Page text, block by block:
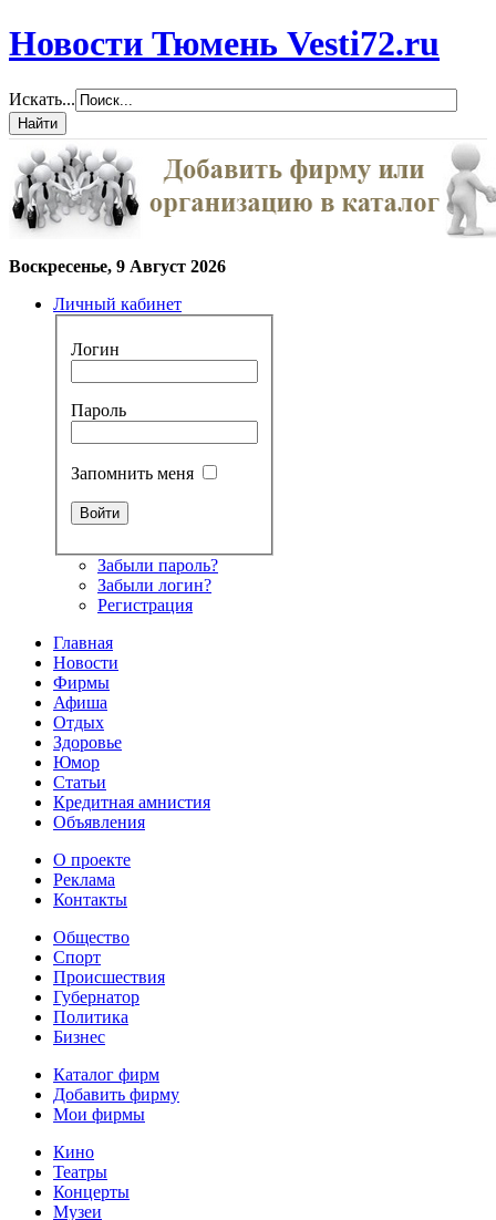
Новости Тюмень Vesti72.ru
Искать...
Воскресенье, 9 Август 2026
Личный кабинет
Логин
Пароль
Запомнить меня
Забыли пароль?
Забыли логин?
Регистрация
Главная
Новости
Фирмы
Афиша
Отдых
Здоровье
Юмор
Статьи
Кредитная амнистия
Объявления
О проекте
Реклама
Контакты
Общество
Спорт
Происшествия
Губернатор
Политика
Бизнес
Каталог фирм
Добавить фирму
Мои фирмы
Кино
Театры
Концерты
Музеи